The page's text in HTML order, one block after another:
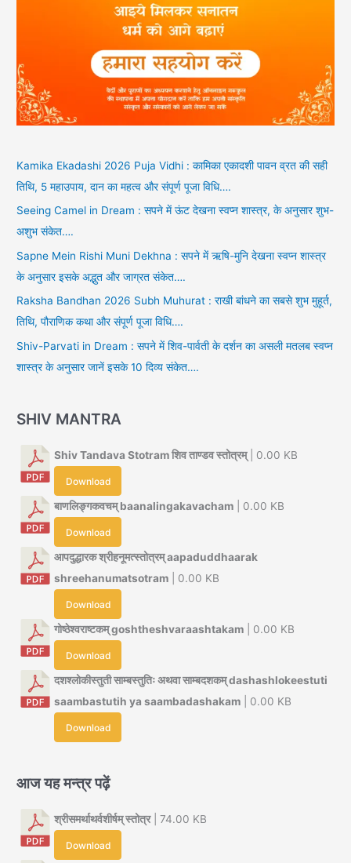
Kamika Ekadashi 2026 Puja Vidhi : कामिका एकादशी पावन व्रत की सही
तिथि, 5 महाउपाय, दान का महत्व और संपूर्ण पूजा विधि….
Seeing Camel in Dream : सपने में ऊंट देखना स्वप्न शास्त्र, के अनुसार शुभ-
अशुभ संकेत….
Sapne Mein Rishi Muni Dekhna : सपने में ऋषि-मुनि देखना स्वप्न शास्त्र
के अनुसार इसके अद्भुत और जाग्रत संकेत….
Raksha Bandhan 2026 Subh Muhurat : राखी बांधने का सबसे शुभ मुहूर्त,
तिथि, पौराणिक कथा और संपूर्ण पूजा विधि….
Shiv-Parvati in Dream : सपने में शिव-पार्वती के दर्शन का असली मतलब स्वप्न
शास्त्र के अनुसार जानें इसके 10 दिव्य संकेत….
SHIV MANTRA
Shiv Tandava Stotram शिव ताण्डव स्तोत्रम्| 0.00 KB
Download
बाणलिङ्गकवचम् baanalingakavacham | 0.00 KB
Download
आपदुद्धारक श्रीहनूमत्स्तोत्रम् aapaduddhaarak
shreehanumatsotram | 0.00 KB
Download
गोष्ठेश्वराष्टकम् goshtheshvaraashtakam | 0.00 KB
Download
दशश्लोकीस्तुती साम्बस्तुतिः अथवा साम्बदशकम् dashashlokeestuti
saambastutih ya saambadashakam | 0.00 KB
Download
आज यह मन्त्र पढ़ें
श्रीसमर्थाथर्वशीर्षम् स्तोत्र| 74.00 KB
Download